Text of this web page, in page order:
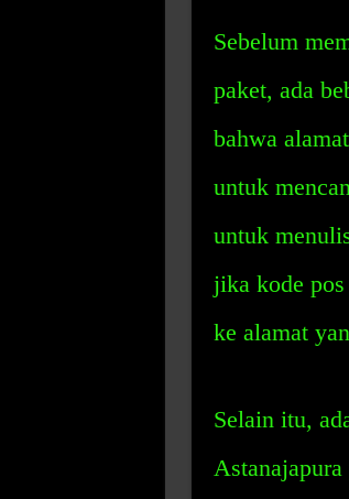
Sebelum
paket, ada
bahwa
untuk
untuk
jika kode
ke alamat
Selain itu,